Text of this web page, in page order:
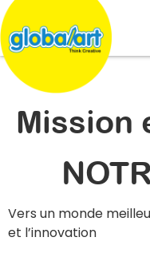
Mission
Vers un monde
et l’innovation